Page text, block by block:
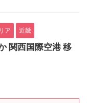
ア 近畿
関西国際空港 移